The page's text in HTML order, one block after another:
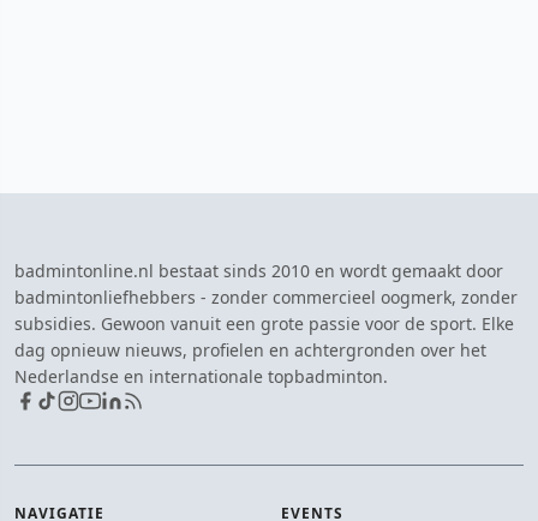
badmintonline.nl bestaat sinds 2010 en wordt gemaakt door
badmintonliefhebbers - zonder commercieel oogmerk, zonder
subsidies. Gewoon vanuit een grote passie voor de sport. Elke
dag opnieuw nieuws, profielen en achtergronden over het
Nederlandse en internationale topbadminton.
NAVIGATIE EVENTS